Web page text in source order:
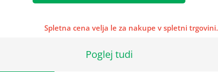
Spletna cena velja le za nakupe v spletni trgovini.
Poglej tudi